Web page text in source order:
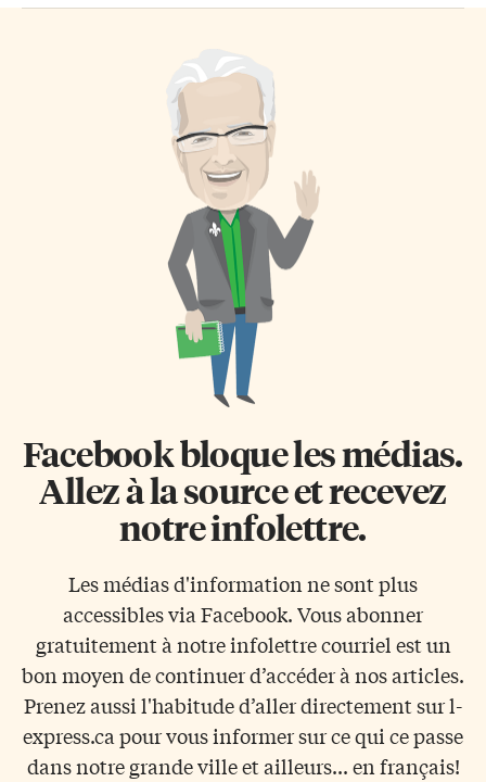
Facebook bloque les médias.
Allez à la source et recevez
notre infolettre.
Les médias d'information ne sont plus
accessibles via Facebook. Vous abonner
gratuitement à notre infolettre courriel est un
bon moyen de continuer d’accéder à nos articles.
Prenez aussi l'habitude d’aller directement sur l-
express.ca pour vous informer sur ce qui ce passe
dans notre grande ville et ailleurs... en français!